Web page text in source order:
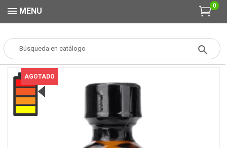
0
MENU
Popper POPPERS Aromas 20ml | 30ml
AGOTADO